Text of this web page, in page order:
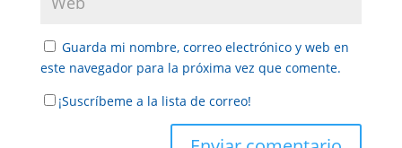
Guarda mi nombre, correo electrónico y web en
este navegador para la próxima vez que comente.
¡Suscríbeme a la lista de correo!